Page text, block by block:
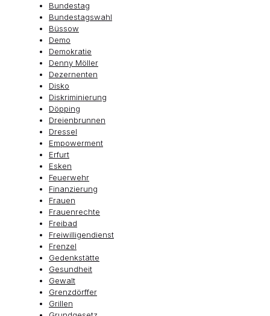
Bundestag
Bundestagswahl
Büssow
Demo
Demokratie
Denny Möller
Dezernenten
Disko
Diskriminierung
Döpping
Dreienbrunnen
Dressel
Empowerment
Erfurt
Esken
Feuerwehr
Finanzierung
Frauen
Frauenrechte
Freibad
Freiwilligendienst
Frenzel
Gedenkstätte
Gesundheit
Gewalt
Grenzdörffer
Grillen